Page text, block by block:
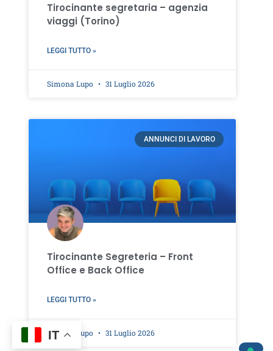
Tirocinante segretaria – agenzia
viaggi (Torino)
LEGGI TUTTO »
Simona Lupo 31 Luglio 2026
ANNUNCI DI LAVORO
Tirocinante Segreteria – Front
Office e Back Office
LEGGI TUTTO »
Simona Lupo 31 Luglio 2026
IT